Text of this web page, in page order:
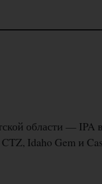
области — IPA
Idaho Gem и